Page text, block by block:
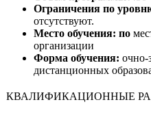
Ограничения по
отсутствуют.
Место обучения: по
организации
Форма обучения: очно-
дистанционных
КВАЛИФИКАЦИОННЫЕ